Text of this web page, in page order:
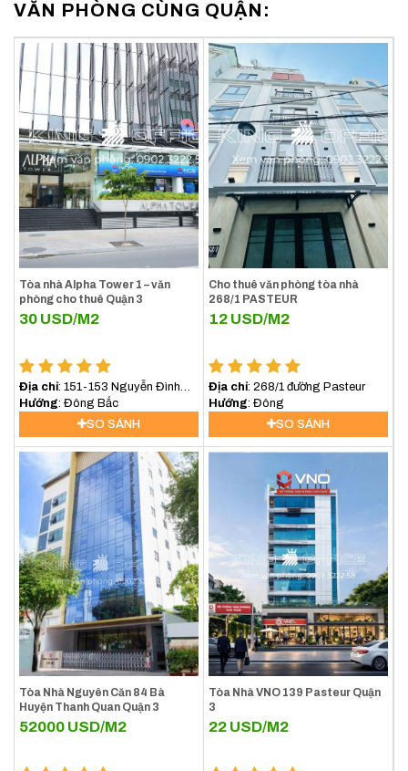
công ty.
Hotline: 0902.3222.58
Email: info@kingoffice.vn
Khách hàng được miễn phí hoàn toàn mọi dịch vụ khi
đến với KINGOFFICE
$ Giá cho thuê văn phòng quận 3 tháng
8/2026
[vanphongchothue quan=3][/vanphongchothue]
VĂN PHÒNG CÙNG QUẬN:
Tòa nhà Alpha Tower 1 – văn
phòng cho thuê Quận 3
30 USD/M2
Địa chỉ: 151-153 Nguyễn Đình
Chiểu, Quận 3
Hướng : Đông Bắc
SO SÁNH
Cho thuê văn phòng tòa nhà
268/1 PASTEUR
12 USD/M2
Địa chỉ: 268/1 đường Pasteur
Hướng : Đông
SO SÁNH
Tòa Nhà Nguyên Căn 84 Bà
Huyện Thanh Quan Quận 3
52000 USD/M2
Tòa Nhà VNO 139 Pasteur Quận
3
22 USD/M2